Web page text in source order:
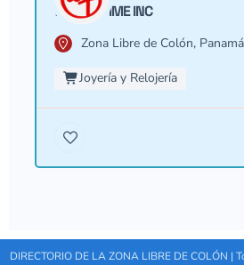
WORLD TIME INC
Zona Libre de Colón, Panamá
Joyería y Relojería
DIRECTORIO DE LA ZONA LIBRE DE COLÓN |